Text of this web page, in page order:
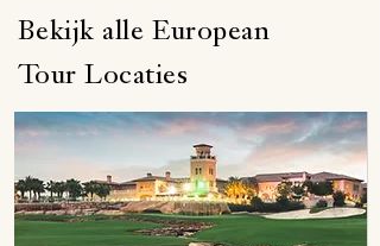
Bekijk alle European
Tour Locaties